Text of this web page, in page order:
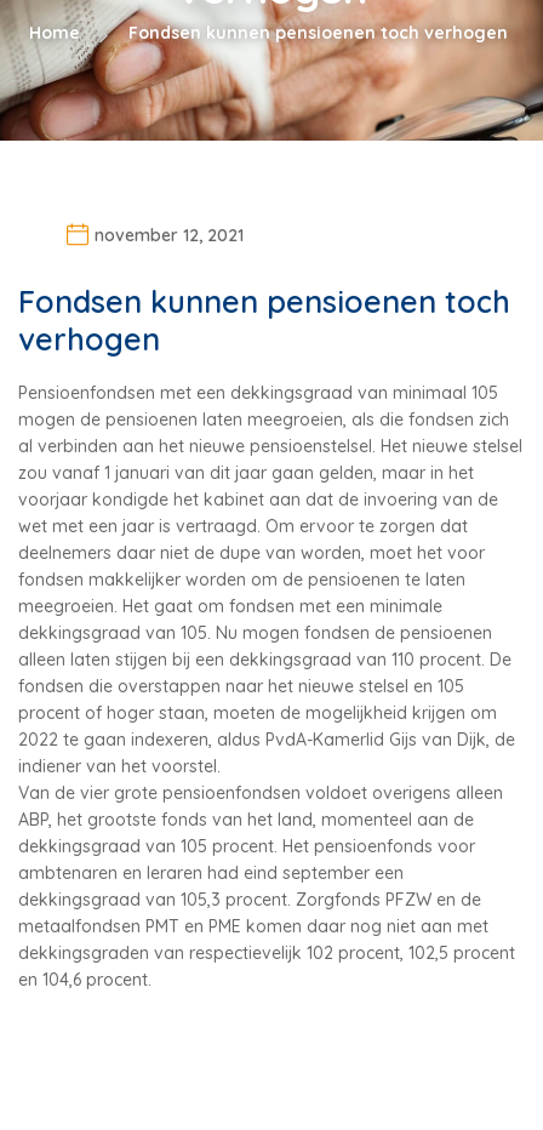
Home Fondsen kunnen pensioenen toch verhogen
november 12, 2021
Fondsen kunnen pensioenen toch
verhogen
Pensioenfondsen met een dekkingsgraad van minimaal 105
mogen de pensioenen laten meegroeien, als die fondsen zich
al verbinden aan het nieuwe pensioenstelsel. Het nieuwe stelsel
zou vanaf 1 januari van dit jaar gaan gelden, maar in het
voorjaar kondigde het kabinet aan dat de invoering van de
wet met een jaar is vertraagd. Om ervoor te zorgen dat
deelnemers daar niet de dupe van worden, moet het voor
fondsen makkelijker worden om de pensioenen te laten
meegroeien. Het gaat om fondsen met een minimale
dekkingsgraad van 105. Nu mogen fondsen de pensioenen
alleen laten stijgen bij een dekkingsgraad van 110 procent. De
fondsen die overstappen naar het nieuwe stelsel en 105
procent of hoger staan, moeten de mogelijkheid krijgen om
2022 te gaan indexeren, aldus PvdA-Kamerlid Gijs van Dijk, de
indiener van het voorstel.
Van de vier grote pensioenfondsen voldoet overigens alleen
ABP, het grootste fonds van het land, momenteel aan de
dekkingsgraad van 105 procent. Het pensioenfonds voor
ambtenaren en leraren had eind september een
dekkingsgraad van 105,3 procent. Zorgfonds PFZW en de
metaalfondsen PMT en PME komen daar nog niet aan met
dekkingsgraden van respectievelijk 102 procent, 102,5 procent
en 104,6 procent.